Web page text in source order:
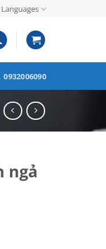
Languages
0932006090
ngả